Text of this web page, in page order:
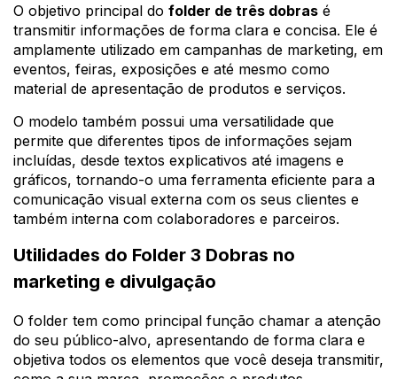
O objetivo principal do folder de três dobras é
transmitir informações de forma clara e concisa. Ele é
amplamente utilizado em campanhas de marketing, em
eventos, feiras, exposições e até mesmo como
material de apresentação de produtos e serviços.
O modelo também possui uma versatilidade que
permite que diferentes tipos de informações sejam
incluídas, desde textos explicativos até imagens e
gráficos, tornando-o uma ferramenta eficiente para a
comunicação visual externa com os seus clientes e
também interna com colaboradores e parceiros.
Utilidades do Folder 3 Dobras no
marketing e divulgação
O folder tem como principal função chamar a atenção
do seu público-alvo, apresentando de forma clara e
objetiva todos os elementos que você deseja transmitir,